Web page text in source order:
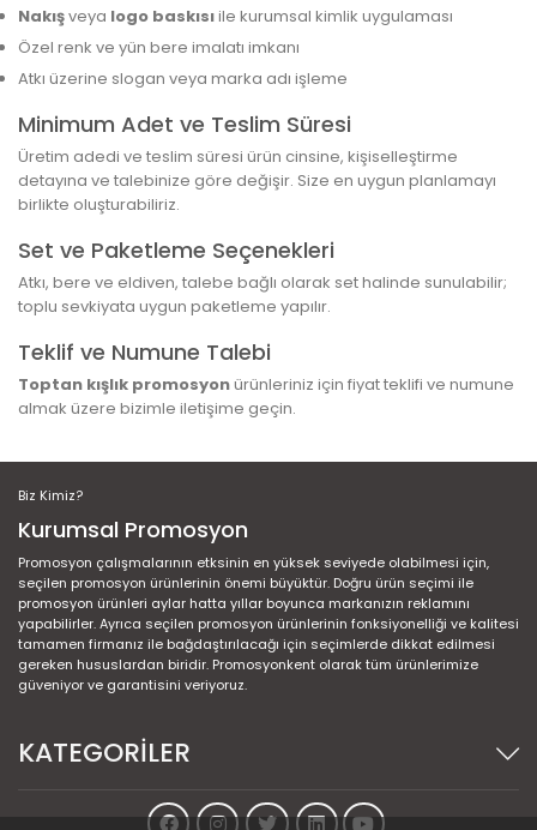
Nakışveya logo baskısıile kurumsal kimlik uygulaması
Özel renk ve yün bere imalatı imkanı
Atkı üzerine slogan veya marka adı işleme
Minimum Adet ve Teslim Süresi
Üretim adedi ve teslim süresi ürün cinsine, kişiselleştirme
detayına ve talebinize göre değişir. Size en uygun planlamayı
birlikte oluşturabiliriz.
Set ve Paketleme Seçenekleri
Atkı, bere ve eldiven, talebe bağlı olarak set halinde sunulabilir;
toplu sevkiyata uygun paketleme yapılır.
Teklif ve Numune Talebi
Toptan kışlık promosyonürünleriniz için fiyat teklifi ve numune
almak üzere bizimle iletişime geçin.
Biz Kimiz?
Kurumsal Promosyon
Promosyon çalışmalarının etksinin en yüksek seviyede olabilmesi için,
seçilen promosyon ürünlerinin önemi büyüktür. Doğru ürün seçimi ile
promosyon ürünleri aylar hatta yıllar boyunca markanızın reklamını
yapabilirler. Ayrıca seçilen promosyon ürünlerinin fonksiyonelliği ve kalitesi
tamamen firmanız ile bağdaştırılacağı için seçimlerde dikkat edilmesi
gereken hususlardan biridir. Promosyonkent olarak tüm ürünlerimize
güveniyor ve garantisini veriyoruz.
KATEGORİLER